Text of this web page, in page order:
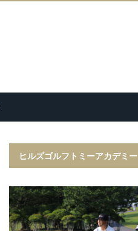
ヒルズゴルフトミーアカデミー